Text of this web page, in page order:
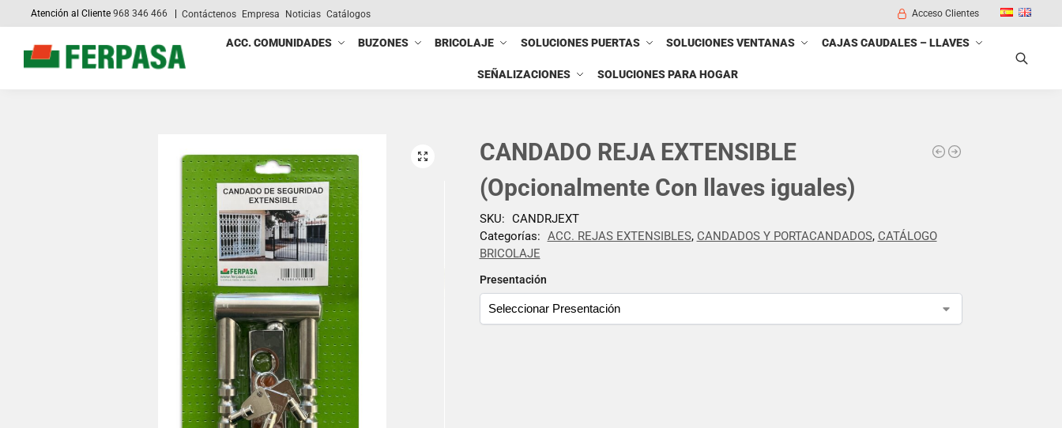
Atención al Cliente968 346 466 Contáctenos Empresa Noticias Catálogos Acceso Clientes
ACC. COMUNIDADES BUZONES BRICOLAJE SOLUCIONES PUERTAS SOLUCIONES VENTANAS CAJAS CAUDALES – LLAVES
SEÑALIZACIONES SOLUCIONES PARA HOGAR
Search
CANDADO REJA EXTENSIBLE
(Opcionalmente Con llaves iguales)
Presentación
SKU: CANDRJEXT
Categorías: ACC. REJAS EXTENSIBLES, CANDADOS Y PORTACANDADOS, CATÁLOGO
BRICOLAJE